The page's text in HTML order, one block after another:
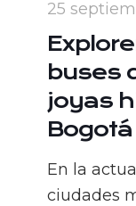
25
buses
joyas
Bogotá
En la
ciudades